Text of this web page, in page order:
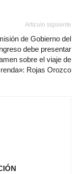
Artículo siguiente
de Gobierno del
debe presentar
sobre el viaje de
Rojas Orozco